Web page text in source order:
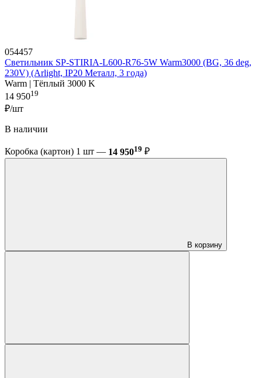
054457
Светильник SP-STIRIA-L600-R76-5W Warm3000 (BG, 36 deg,
230V) (Arlight, IP20 Металл, 3 года)
Warm | Тёплый 3000 K
14 95019
₽/шт
В наличии
Коробка (картон) 1 шт — 14 95019 ₽
В корзину